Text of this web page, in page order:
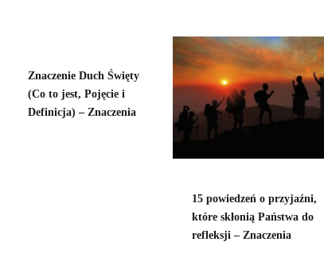
Znaczenie Duch Święty
(Co to jest, Pojęcie i
Definicja) – Znaczenia
15 powiedzeń o przyjaźni,
które skłonią Państwa do
refleksji – Znaczenia